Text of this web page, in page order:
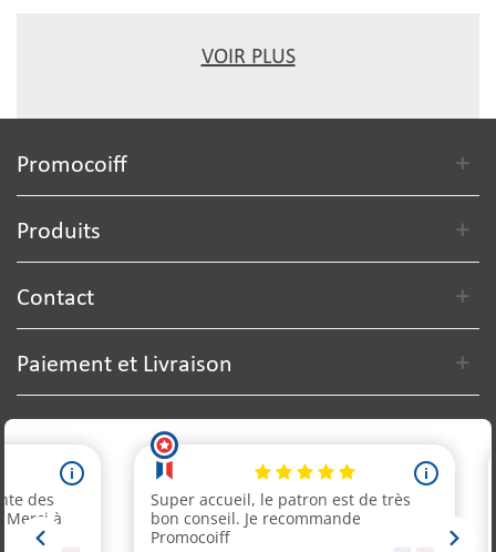
VOIR PLUS
Promocoiff
Produits
Contact
Paiement et Livraison